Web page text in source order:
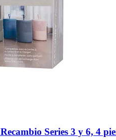
Series 3 y 6, 4